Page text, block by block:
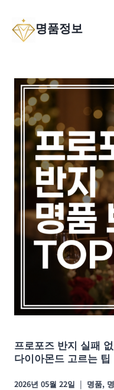
content명품정보
프로포즈 반지 실패
다이아몬드 고르는 팁
2026년 05월 22일 명품,